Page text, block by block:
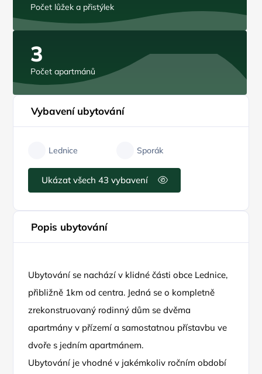
Počet lůžek a přistýlek
3
Počet apartmánů
Vybavení ubytování
Lednice Sporák
Ukázat všech 43 vybavení
Popis ubytování
Ubytování se nachází v klidné části obce Lednice,
přibližně 1km od centra. Jedná se o kompletně
zrekonstruovaný rodinný dům se dvěma
apartmány v přízemí a samostatnou přístavbu ve
dvoře s jedním apartmánem.
Ubytování je vhodné v jakémkoliv ročním období